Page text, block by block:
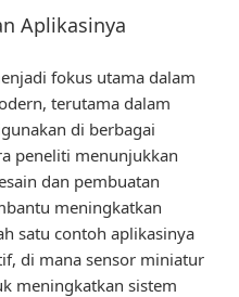
Aplikasinya
fokus utama dalam
terutama dalam
di berbagai
peneliti menunjukkan
dan pembuatan
meningkatkan
satu contoh aplikasinya
di mana sensor miniatur
meningkatkan sistem